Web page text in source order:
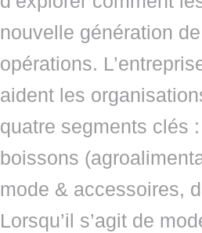
nouvelle génération
opérations.
aident les
quatre segments clés
boissons
mode & accessoires,
Lorsqu’il s’agit de